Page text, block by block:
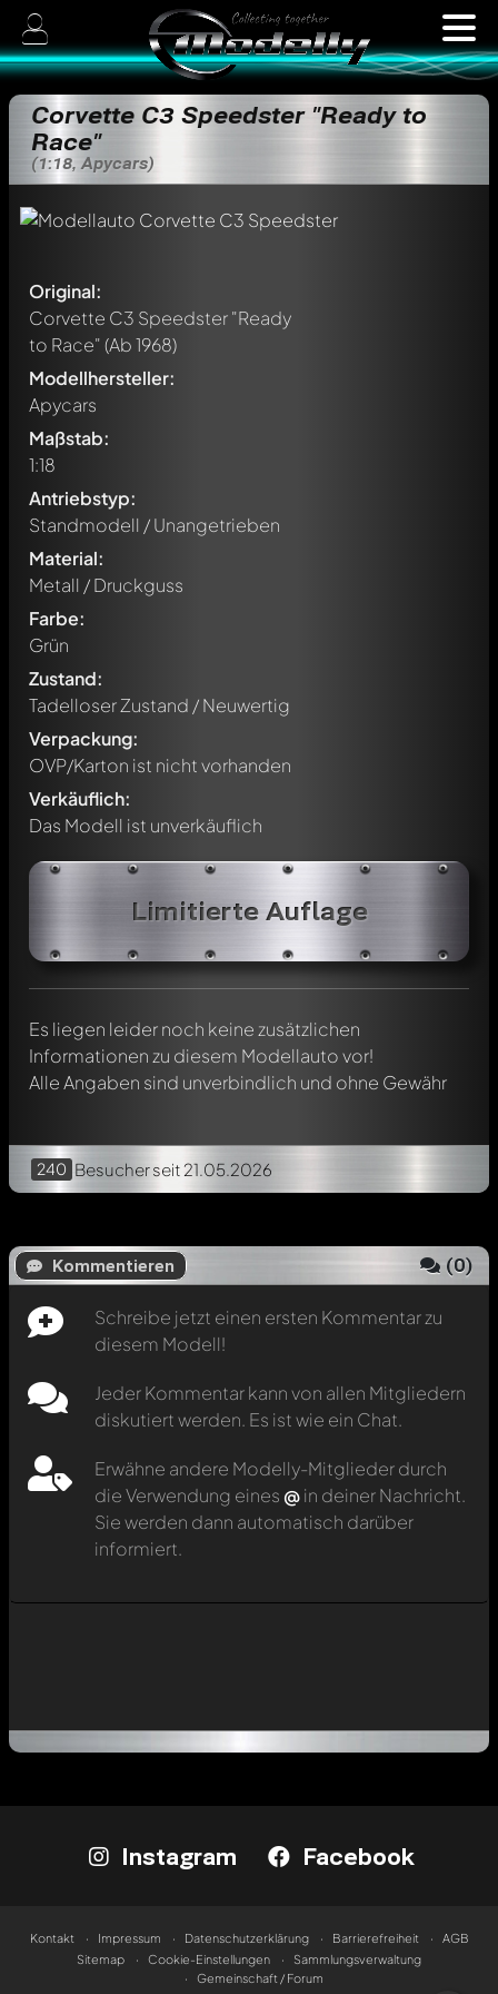
Corvette C3 Speedster "Ready to
Race"
(1:18, Apycars)
Original:
Corvette C3 Speedster "Ready
to Race"(Ab 1968)
Modellhersteller:
Apycars
Maßstab:
1:18
Antriebstyp:
Standmodell / Unangetrieben
Material:
Metall / Druckguss
Farbe:
Grün
Zustand:
Tadelloser Zustand / Neuwertig
Verpackung:
OVP/Karton ist nicht vorhanden
Verkäuflich:
Das Modell ist unverkäuflich
Limitierte Auflage
Es liegen leider noch keine zusätzlichen
Informationen zu diesem Modellauto vor!
Alle Angaben sind unverbindlich und ohne Gewähr
240 Besucherseit 21.05.2026
Kommentieren (0)
Schreibe jetzt einen ersten Kommentar zu
diesem Modell!
Jeder Kommentar kann von allen Mitgliedern
diskutiert werden. Es ist wie ein Chat.
Erwähne andere Modelly-Mitglieder durch
die Verwendung eines @in deiner Nachricht.
Sie werden dann automatisch darüber
informiert.
Schreibe jetzt einen ersten Kommentar zu diesem Modell!
werden. Es ist wie ein Chat.
Verwendung eines@in deiner Nachricht. Sie werden dann
automatisch darüber informiert.
Instagram Facebook
Kontakt Impressum Datenschutzerklärung Barrierefreiheit
AGB
Sitemap
Cookie-Einstellungen
Sammlungsverwaltung
Gemeinschaft / Forum